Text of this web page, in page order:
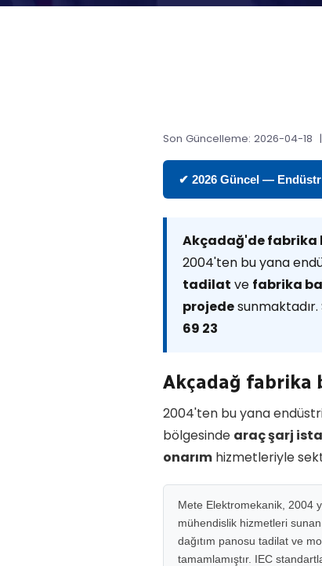
Son Güncelleme: 2026-04-
✔ 2026 Güncel —
Akçadağ'de fabrika
2004'ten bu yana
tadilat ve fabrika
projede
69 23
Akçadağ fabrika
2004'ten bu yana
bölgesinde araç şarj
onarım hizmetleriyle
Mete Elektromekanik, 2004
mühendislik hizmetleri
dağıtım panosu tadilat ve
tamamlamıştır. IEC